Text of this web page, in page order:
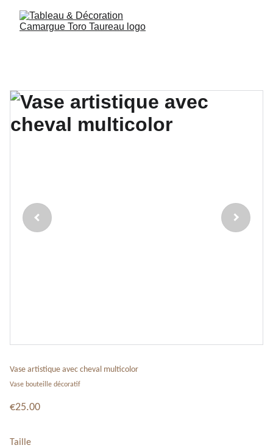
Vase artistique avec cheval multicolor
Vase bouteille décoratif
€25.00
Taille